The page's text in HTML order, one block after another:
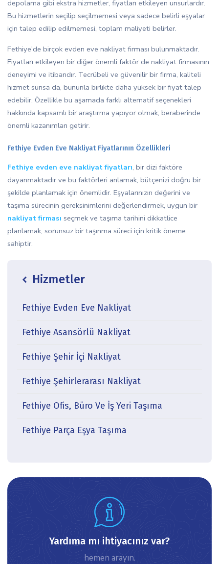
depolama gibi ekstra hizmetler, fiyatları etkileyen unsurlardır.
Bu hizmetlerin seçilip seçilmemesi veya sadece belirli eşyalar
için talep edilip edilmemesi, toplam maliyeti belirler.
Fethiye'de birçok evden eve nakliyat firması bulunmaktadır.
Fiyatları etkileyen bir diğer önemli faktör de nakliyat firmasının
deneyimi ve itibarıdır. Tecrübeli ve güvenilir bir firma, kaliteli
hizmet sunsa da, bununla birlikte daha yüksek bir fiyat talep
edebilir. Özellikle bu aşamada farklı alternatif seçenekleri
hakkında kapsamlı bir araştırma yapıyor olmak; beraberinde
önemli kazanımları getirir.
Fethiye Evden Eve Nakliyat Fiyatlarının Özellikleri
Fethiye evden eve nakliyat fiyatları, bir dizi faktöre
dayanmaktadır ve bu faktörleri anlamak, bütçenizi doğru bir
şekilde planlamak için önemlidir. Eşyalarınızın değerini ve
taşıma sürecinin gereksinimlerini değerlendirmek, uygun bir
nakliyat firması seçmek ve taşıma tarihini dikkatlice
planlamak, sorunsuz bir taşınma süreci için kritik öneme
sahiptir.
iconHizmetler
Fethiye Evden Eve Nakliyat
Fethiye Asansörlü Nakliyat
Fethiye Şehir İçi Nakliyat
Fethiye Şehirlerarası Nakliyat
Fethiye Ofis, Büro Ve İş Yeri Taşıma
Fethiye Parça Eşya Taşıma
icon
Yardıma mı ihtiyacınız var?
hemen arayın.